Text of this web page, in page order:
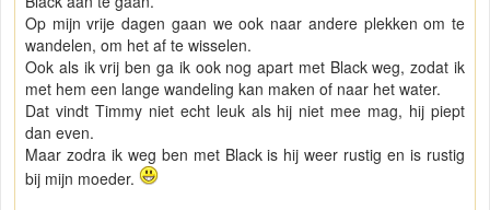
Op mijn vrije dagen gaan we ook naar andere plekken om te
wandelen, om het af te wisselen.
Ook als ik vrij ben ga ik ook nog apart met Black weg, zodat ik
met hem een lange wandeling kan maken of naar het water.
Dat vindt Timmy niet echt leuk als hij niet mee mag, hij piept
dan even.
Maar zodra ik weg ben met Black is hij weer rustig en is rustig
bij mijn moeder.